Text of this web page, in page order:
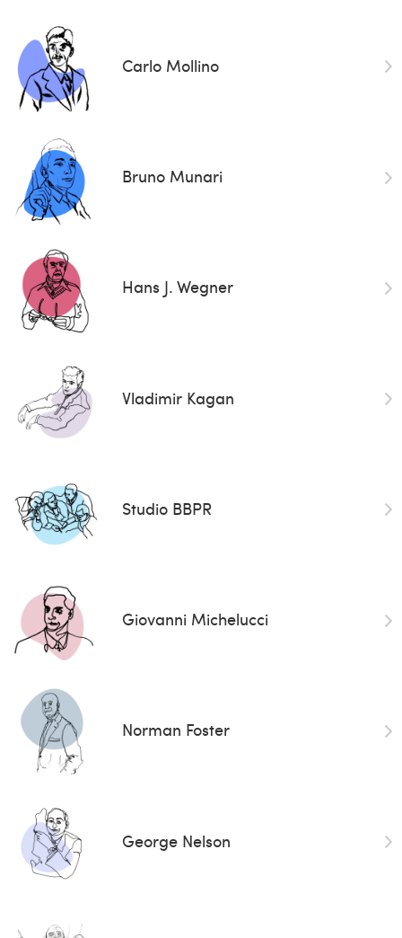
Carlo Mollino
Bruno Munari
Hans J. Wegner
Vladimir Kagan
Studio BBPR
Giovanni Michelucci
Norman Foster
George Nelson